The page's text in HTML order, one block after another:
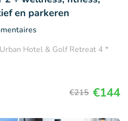
en parkeren
Hotel & Golf Retreat 4 *
€215 €144